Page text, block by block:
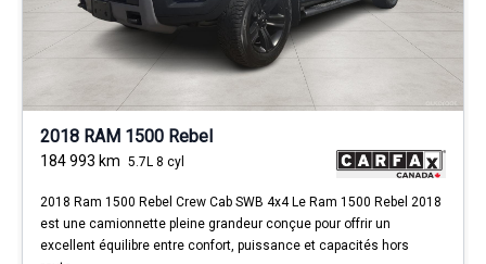
2018 RAM 1500 Rebel
184 993 km 5.7L 8 cyl
2018 Ram 1500 Rebel Crew Cab SWB 4x4 Le Ram 1500 Rebel 2018
est une camionnette pleine grandeur conçue pour offrir un
excellent équilibre entre confort, puissance et capacités hors